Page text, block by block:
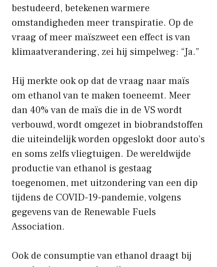
bestudeerd, betekenen warmere
omstandigheden meer transpiratie. Op de
vraag of meer maïszweet een effect is van
klimaatverandering, zei hij simpelweg: “Ja.”
Hij merkte ook op dat de vraag naar maïs
om ethanol van te maken toeneemt. Meer
dan 40% van de maïs die in de VS wordt
verbouwd, wordt omgezet in biobrandstoffen
die uiteindelijk worden opgeslokt door auto’s
en soms zelfs vliegtuigen. De wereldwijde
productie van ethanol is gestaag
toegenomen, met uitzondering van een dip
tijdens de COVID-19-pandemie, volgens
gegevens van de Renewable Fuels
Association.
Ook de consumptie van ethanol draagt ​​bij